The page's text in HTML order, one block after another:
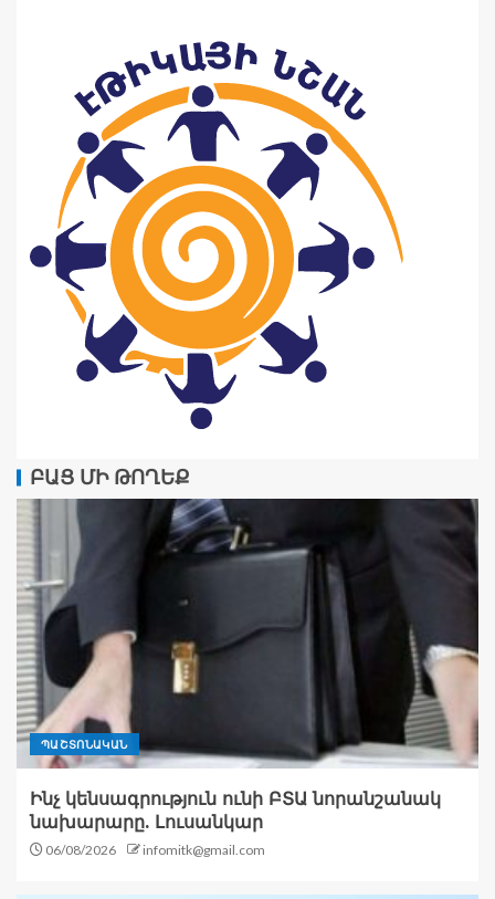
ԲԱՑ ՄԻ ԹՈՂԵՔ
ՊԱՇՏՈՆԱԿԱՆ
Ինչ կենսագրություն ունի ԲՏԱ նորանշանակ
նախարարը. Լուսանկար
06/08/2026 infomitk@gmail.com